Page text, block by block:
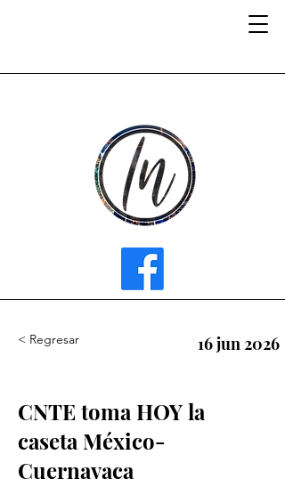
< Regresar 16 jun 2026
CNTE toma HOY la
caseta México-
Cuernavaca